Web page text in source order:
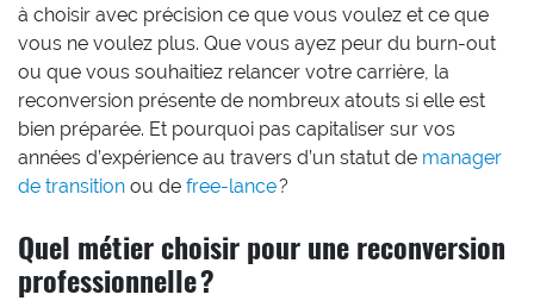
à choisir avec précision ce que vous voulez et ce que
vous ne voulez plus. Que vous ayez peur du burn-out
ou que vous souhaitiez relancer votre carrière, la
reconversion présente de nombreux atouts si elle est
bien préparée. Et pourquoi pas capitaliser sur vos
années d’expérience au travers d’un statut de manager
de transition ou de free-lance?
Quel métier choisir pour une reconversion
professionnelle ?